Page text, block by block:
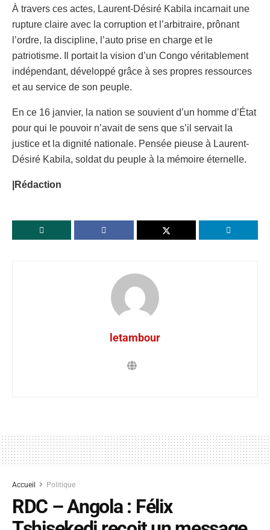
À travers ces actes, Laurent-Désiré Kabila incarnait une
rupture claire avec la corruption et l’arbitraire, prônant
l’ordre, la discipline, l’auto prise en charge et le
patriotisme. Il portait la vision d’un Congo véritablement
indépendant, développé grâce à ses propres ressources
et au service de son peuple.
En ce 16 janvier, la nation se souvient d’un homme d’État
pour qui le pouvoir n’avait de sens que s’il servait la
justice et la dignité nationale. Pensée pieuse à Laurent-
Désiré Kabila, soldat du peuple à la mémoire éternelle.
|Rédaction
letambour
Accueil Politique
RDC – Angola : Félix